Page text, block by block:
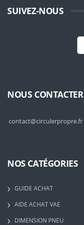
SUIVEZ-NOUS
NOUS CONTACTER
contact@circulerpropre.fr
NOS CATÉGORIES
GUIDE ACHAT
AIDE ACHAT VAE
DIMENSION PNEU